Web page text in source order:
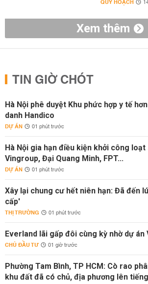
QUY HOẠCH
Xem thêm
TIN GIỜ CHÓT
Hà Nội phê duyệt Khu phức hợp y tế
danh Handico
DỰ ÁN 01 phút trước
Hà Nội gia hạn điều kiện khởi công
Vingroup, Đại Quang Minh, FPT...
DỰ ÁN 01 phút trước
Xây lại chung cư hết niên hạn: Đã đến
cấp'
THỊ TRƯỜNG 01 phút trước
Everland lãi gấp đôi cùng kỳ nhờ dự án
CHỦ ĐẦU TƯ 01 giờ trước
Phường Tam Bình, TP HCM: Cò rao
khu đất đã có chủ, địa phương lên